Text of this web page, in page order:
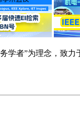
学者”为理念，致